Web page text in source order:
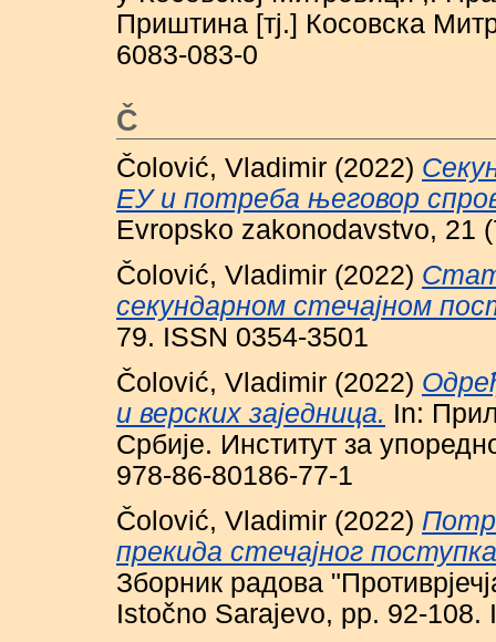
Приштина [тј.] Косовска
6083-083-0
Č
Čolović, Vladimir (2022)
ЕУ и потреба његовор
Evropsko zakonodavstvo, 21
Čolović, Vladimir (2022)
секундарном стечајном
79. ISSN 0354-3501
Čolović, Vladimir (2022)
и верских заједница. In:
Србије. Институт за
978-86-80186-77-1
Čolović, Vladimir (2022)
прекида стечајног
Зборник радова
Istočno Sarajevo, pp. 92-108.